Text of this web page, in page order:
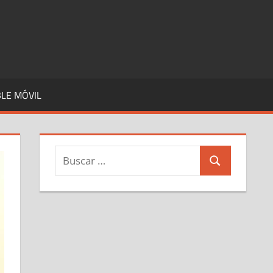
MÓVIL
Buscar:
Buscar